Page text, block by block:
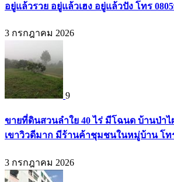
อยู่แล้วรวย อยู่แล้วเฮง อยู่แล้วปัง โทร
3 กรกฎาคม 2026
9
ขายที่ดินสวนลำใย 40 ไร่ มีโฉนด บ้านป่าไ
เขาวิวดีมาก มีร้านค้าชุมชนในหมู่บ้าน โทร
3 กรกฎาคม 2026